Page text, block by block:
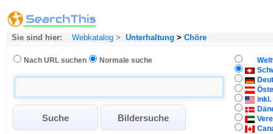
Sie sind hier: Webkatalog > Unterhaltung > Chöre
Nach URL suchen Normale suche
inkl.